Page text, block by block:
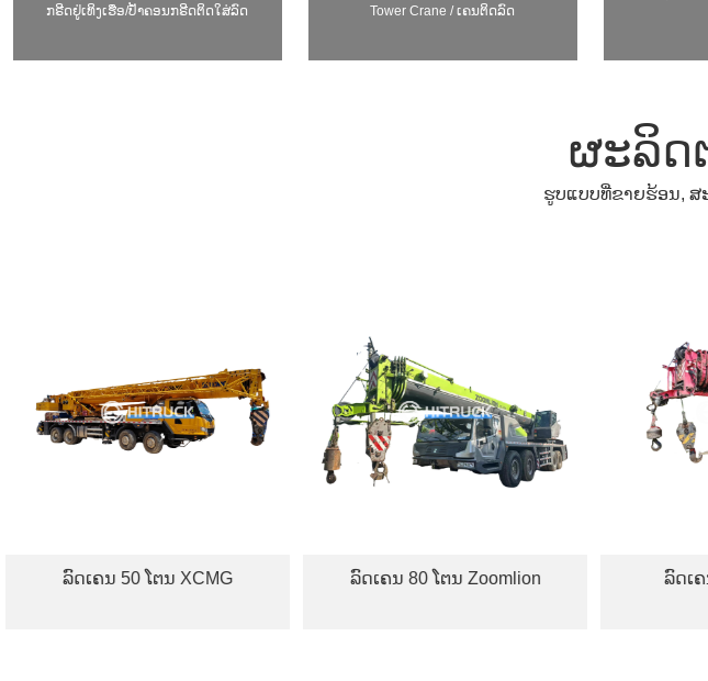
ກຣີດຢູ່ເທິງເຮືອ/ປ້ຳຄອນກຣີດຕິດໃສ່ລົດ
Tower Crane / ເຄນຕິດລົດ
ຜະລິດ
ຮູບແບບທີ່ຂາຍຮ້ອນ, ສ
50 ໂຕນ XCMG ລົດເຄນ 80 ໂຕນ Zoomlion ລົດເຄນ 80 ໂຕນ